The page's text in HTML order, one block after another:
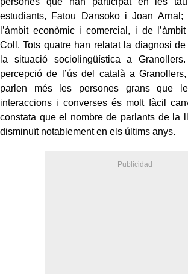
estudiants, Fatou Dansoko i Joan Arnal;
l’àmbit econòmic i comercial, i de
Coll. Tots quatre han relatat la diagnosi
la situació sociolingüística a
percepció de l’ús del català a
parlen més les persones grans que
interaccions i converses és molt fàcil
constata que el nombre de parlants de la
disminuït notablement en els últims anys.